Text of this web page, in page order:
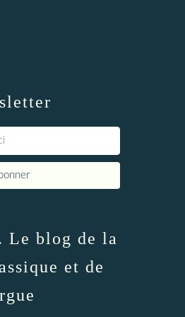
Le blog de la
et de